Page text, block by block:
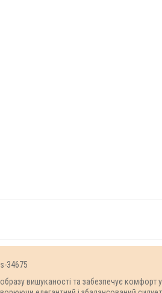
34675
вишуканості та забезпечує комфорт